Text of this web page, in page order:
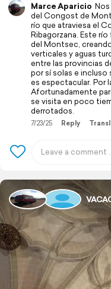
Marce Aparicio
del Congost de
río que atraviesa el
Ribagorzana. Este
del Montsec,
verticales y aguas
entre las provincias
por sí solas e incluso
es espectacular. Por
Afortunadamente
se visita en poco
derrotados.
7/23/25 Reply